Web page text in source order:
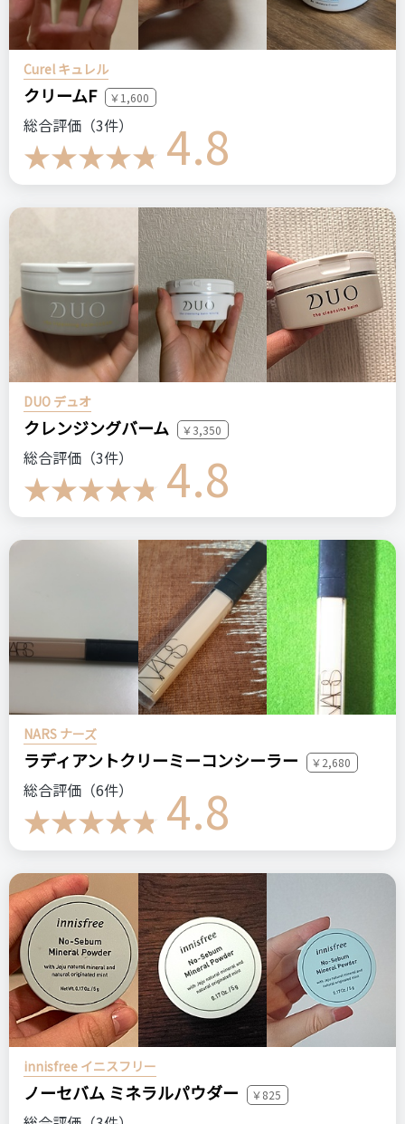
Curel キュレル
クリームF ￥1,600
総合評価（3件） 4.8
DUO デュオ
クレンジングバーム ￥3,350
総合評価（3件） 4.8
NARS ナーズ
ラディアントクリーミーコンシーラー ￥2,680
総合評価（6件） 4.8
innisfree イニスフリー
ノーセバム ミネラルパウダー ￥825